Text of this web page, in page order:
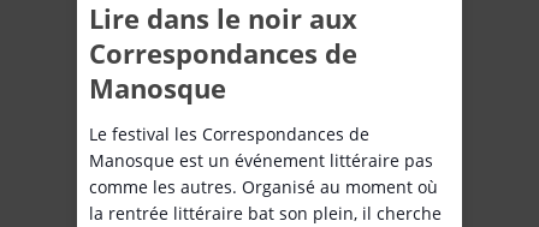
Lire dans le noir aux
Correspondances de
Manosque
Le festival les Correspondances de
Manosque est un événement littéraire pas
comme les autres. Organisé au moment où
la rentrée littéraire bat son plein, il cherche